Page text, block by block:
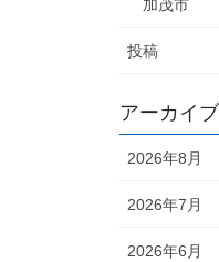
加茂市
投稿
アーカイブ
2026年8月
2026年7月
2026年6月